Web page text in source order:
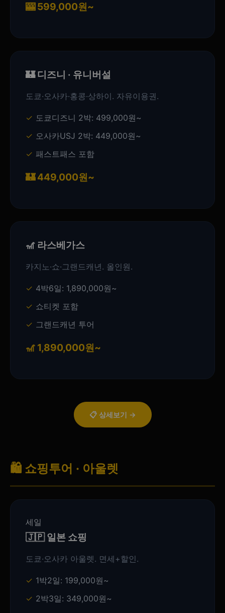
🎰 599,000원~
🏰 디즈니 · 유니버설
도쿄·오사카·홍콩·상하이. 자유이용권.
도쿄디즈니 2박: 499,000원~
오사카USJ 2박: 449,000원~
패스트패스 포함
🏰 449,000원~
🎢 라스베가스
카지노·쇼·그랜드캐년. 올인원.
4박6일: 1,890,000원~
쇼티켓 포함
그랜드캐년 투어
🎢 1,890,000원~
📋 상세보기 →
🛍️ 쇼핑투어 · 아울렛
세일
🇯🇵 일본 쇼핑
도쿄·오사카 아울렛. 면세+할인.
1박2일: 199,000원~
2박3일: 349,000원~